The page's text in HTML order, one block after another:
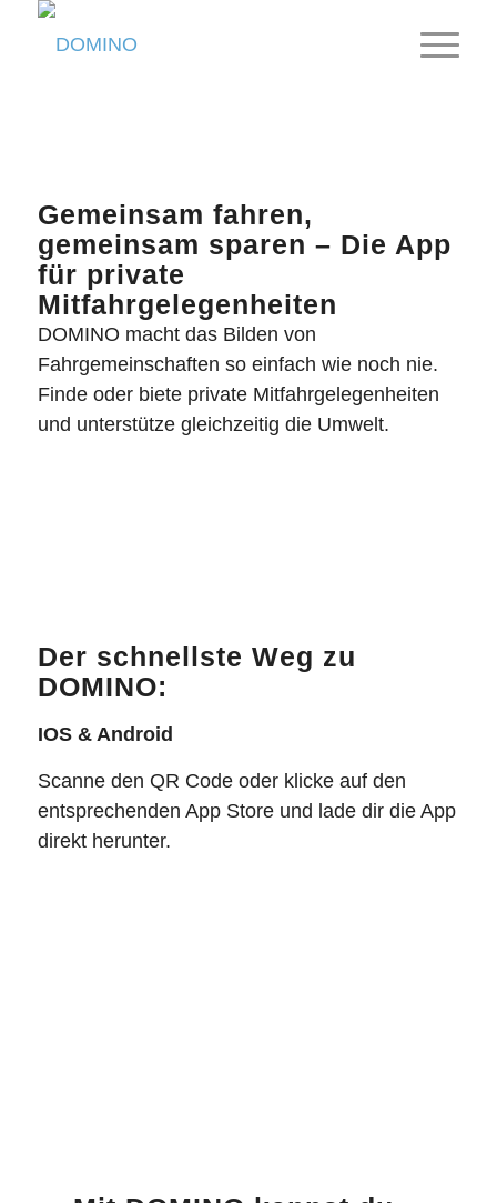
Gemeinsam fahren,
gemeinsam sparen – Die App
für private
Mitfahrgelegenheiten
DOMINO macht das Bilden von
Fahrgemeinschaften so einfach wie noch nie.
Finde oder biete private Mitfahrgelegenheiten
und unterstütze gleichzeitig die Umwelt.
Der schnellste Weg zu
DOMINO:
IOS & Android
Scanne den QR Code oder klicke auf den
entsprechenden App Store und lade dir die App
direkt herunter.